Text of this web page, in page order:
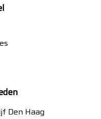
Den Haag